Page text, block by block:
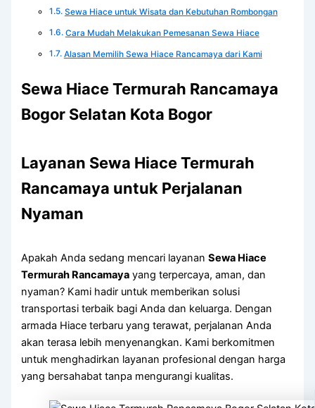
Sewa Hiace untuk Wisata dan Kebutuhan Rombongan
Cara Mudah Melakukan Pemesanan Sewa Hiace
Alasan Memilih Sewa Hiace Rancamaya dari Kami
Sewa Hiace Termurah Rancamaya
Bogor Selatan Kota Bogor
Layanan Sewa Hiace Termurah
Rancamaya untuk Perjalanan
Nyaman
Apakah Anda sedang mencari layananSewa Hiace
Termurah Rancamaya yang terpercaya, aman, dan
nyaman? Kami hadir untuk memberikan solusi
transportasi terbaik bagi Anda dan keluarga. Dengan
armada Hiace terbaru yang terawat, perjalanan Anda
akan terasa lebih menyenangkan. Kami berkomitmen
untuk menghadirkan layanan profesional dengan harga
yang bersahabat tanpa mengurangi kualitas.